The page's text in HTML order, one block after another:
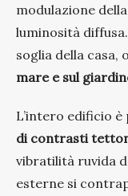
modulazione
luminosità
soglia della casa,
mare e sul
L’intero edificio
di contrasti
vibratilità ruvida
esterne si